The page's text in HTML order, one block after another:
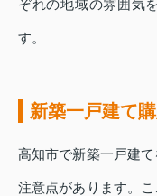
ぞれの地域の雰囲気
す。
新築一戸建て
高知市で新築一戸建
注意点があります。